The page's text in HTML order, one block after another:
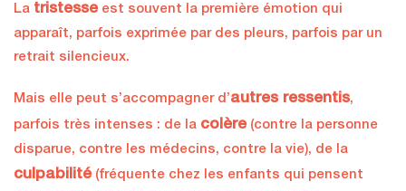
La tristesse est souvent la première émotion qui
apparaît, parfois exprimée par des pleurs, parfois par un
retrait silencieux.
Mais elle peut s’accompagner d’autres ressentis,
parfois très intenses : de la colère (contre la personne
disparue, contre les médecins, contre la vie), de la
culpabilité (fréquente chez les enfants qui pensent